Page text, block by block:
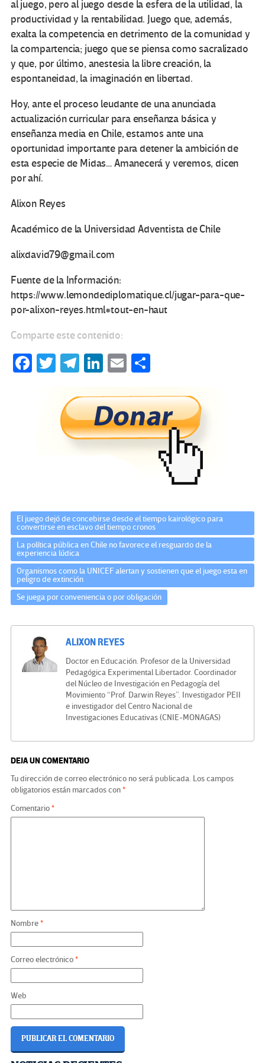
al juego, pero al juego desde la esfera de la utilidad, la
productividad y la rentabilidad. Juego que, además,
exalta la competencia en detrimento de la comunidad y
la compartencia; juego que se piensa como sacralizado
y que, por último, anestesia la libre creación, la
espontaneidad, la imaginación en libertad.
Hoy, ante el proceso leudante de una anunciada
actualización curricular para enseñanza básica y
enseñanza media en Chile, estamos ante una
oportunidad importante para detener la ambición de
esta especie de Midas… Amanecerá y veremos, dicen
por ahí.
Alixon Reyes
Académico de la Universidad Adventista de Chile
alixdavid79@gmail.com
Fuente de la Información:
https://www.lemondediplomatique.cl/jugar-para-que-
por-alixon-reyes.html#tout-en-haut
Comparte este contenido:
Fa T
tt
er
Te
gr
a
m
Li
ke
dI
n
E
ail m
p
ar
tir
El juego dejó de concebirse desde el tiempo kairológico para
convertirse en esclavo del tiempo cronos
La política pública en Chile no favorece el resguardo de la
experiencia lúdica
Organismos como la UNICEF alertan y sostienen que el juego esta en
peligro de extinción
Se juega por conveniencia o por obligación
ALIXON REYES
Doctor en Educación. Profesor de la Universidad
Pedagógica Experimental Libertador. Coordinador
del Núcleo de Investigación en Pedagogía del
Movimiento “Prof. Darwin Reyes”. Investigador PEII
e investigador del Centro Nacional de
Investigaciones Educativas (CNIE-MONAGAS)
DEJA UN COMENTARIO
Tu dirección de correo electrónico no será publicada. Los campos
obligatorios están marcados con*
Comentario*
Nombre*
Correo electrónico*
Web
Berapa Biaya Software ERP di